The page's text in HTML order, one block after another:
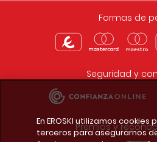
Formas de
Seguridad y
Premios y
En EROSKI utilizamos cookies
terceros para asegurarnos